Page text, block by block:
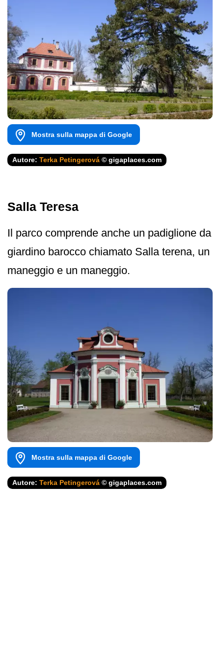
Mostra sulla mappa di Google
Autore: Terka Petingerová © gigaplaces.com
Salla Teresa
Il parco comprende anche un padiglione da
giardino barocco chiamato Salla terena, un
maneggio e un maneggio.
Mostra sulla mappa di Google
Autore: Terka Petingerová © gigaplaces.com